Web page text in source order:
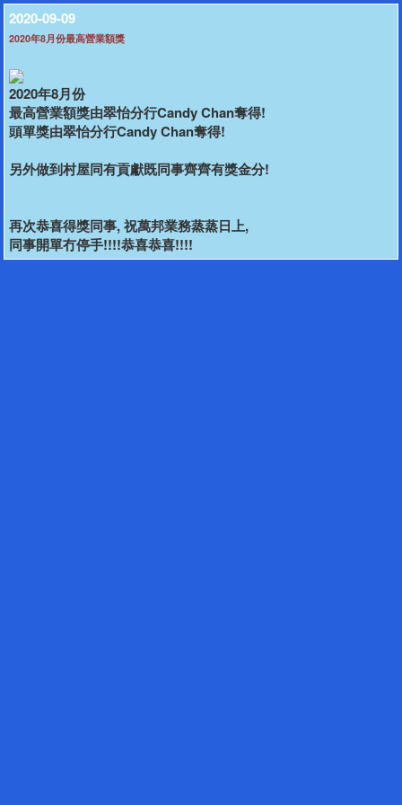
2020-09-09
2020年8月份最高營業額獎
2020年8月份
最高營業額獎由翠怡分行Candy Chan奪得!
頭單獎由翠怡分行Candy Chan奪得!
另外做到村屋同有貢獻既同事齊齊有獎金分!
再次恭喜得獎同事, 祝萬邦業務蒸蒸日上,
同事開單冇停手!!!!恭喜恭喜!!!!